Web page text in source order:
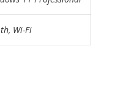
Wi-Fi